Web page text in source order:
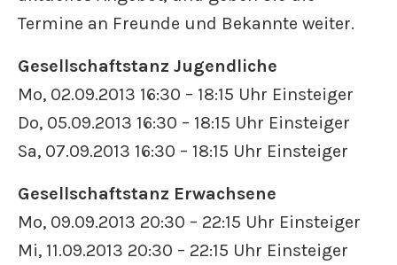
Termine an Freunde und Bekannte weiter.
Gesellschaftstanz Jugendliche
Mo, 02.09.2013 16:30 – 18:15 Uhr Einsteiger
Do, 05.09.2013 16:30 – 18:15 Uhr Einsteiger
Sa, 07.09.2013 16:30 – 18:15 Uhr Einsteiger
Gesellschaftstanz Erwachsene
Mo, 09.09.2013 20:30 – 22:15 Uhr Einsteiger
Mi, 11.09.2013 20:30 – 22:15 Uhr Einsteiger